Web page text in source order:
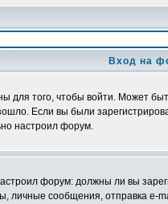
Вход на
для того, чтобы войти. Может
Если вы были
настроил форум.
форум: должны ли вы
сообщения, отправка e-